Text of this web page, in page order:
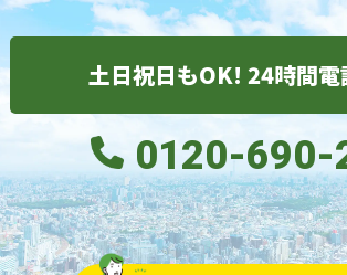
土日祝日もOK! 24時間電
0120-690-